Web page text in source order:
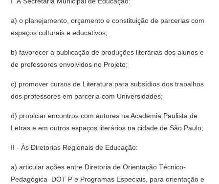
a) o planejamento, orçamento e constituição de parcerias com
espaços culturais e educativos;
b) favorecer a publicação de produções literárias dos alunos e
de professores envolvidos no Projeto;
c) promover cursos de Literatura para subsídios dos trabalhos
dos professores em parceria com Universidades;
d) propiciar encontros com autores na Academia Paulista de
Letras e em outros espaços literários na cidade de São Paulo;
II - Às Diretorias Regionais de Educação:
a) articular ações entre Diretoria de Orientação Técnico-
Pedagógica  DOT P e Programas Especiais, para orientação e